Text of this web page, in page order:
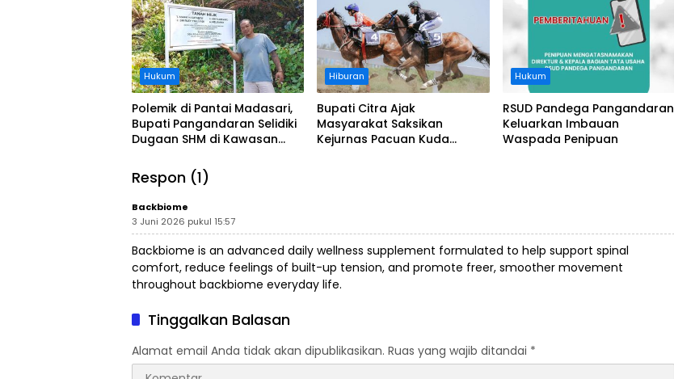
Hukum
Polemik di Pantai Madasari,
Bupati Pangandaran Selidiki
Dugaan SHM di Kawasan
Hiburan
Bupati Citra Ajak
Masyarakat Saksikan
Kejurnas Pacuan Kuda
Hukum
RSUD Pandega Pangandaran
Keluarkan Imbauan
Waspada Penipuan
Respon (1)
Backbiome
3 Juni 2026 pukul 15:57
Backbiome is an advanced daily wellness supplement formulated to help support spinal
comfort, reduce feelings of built-up tension, and promote freer, smoother movement
throughout backbiome everyday life.
Tinggalkan Balasan
Alamat email Anda tidak akan dipublikasikan. Ruas yang wajib ditandai *